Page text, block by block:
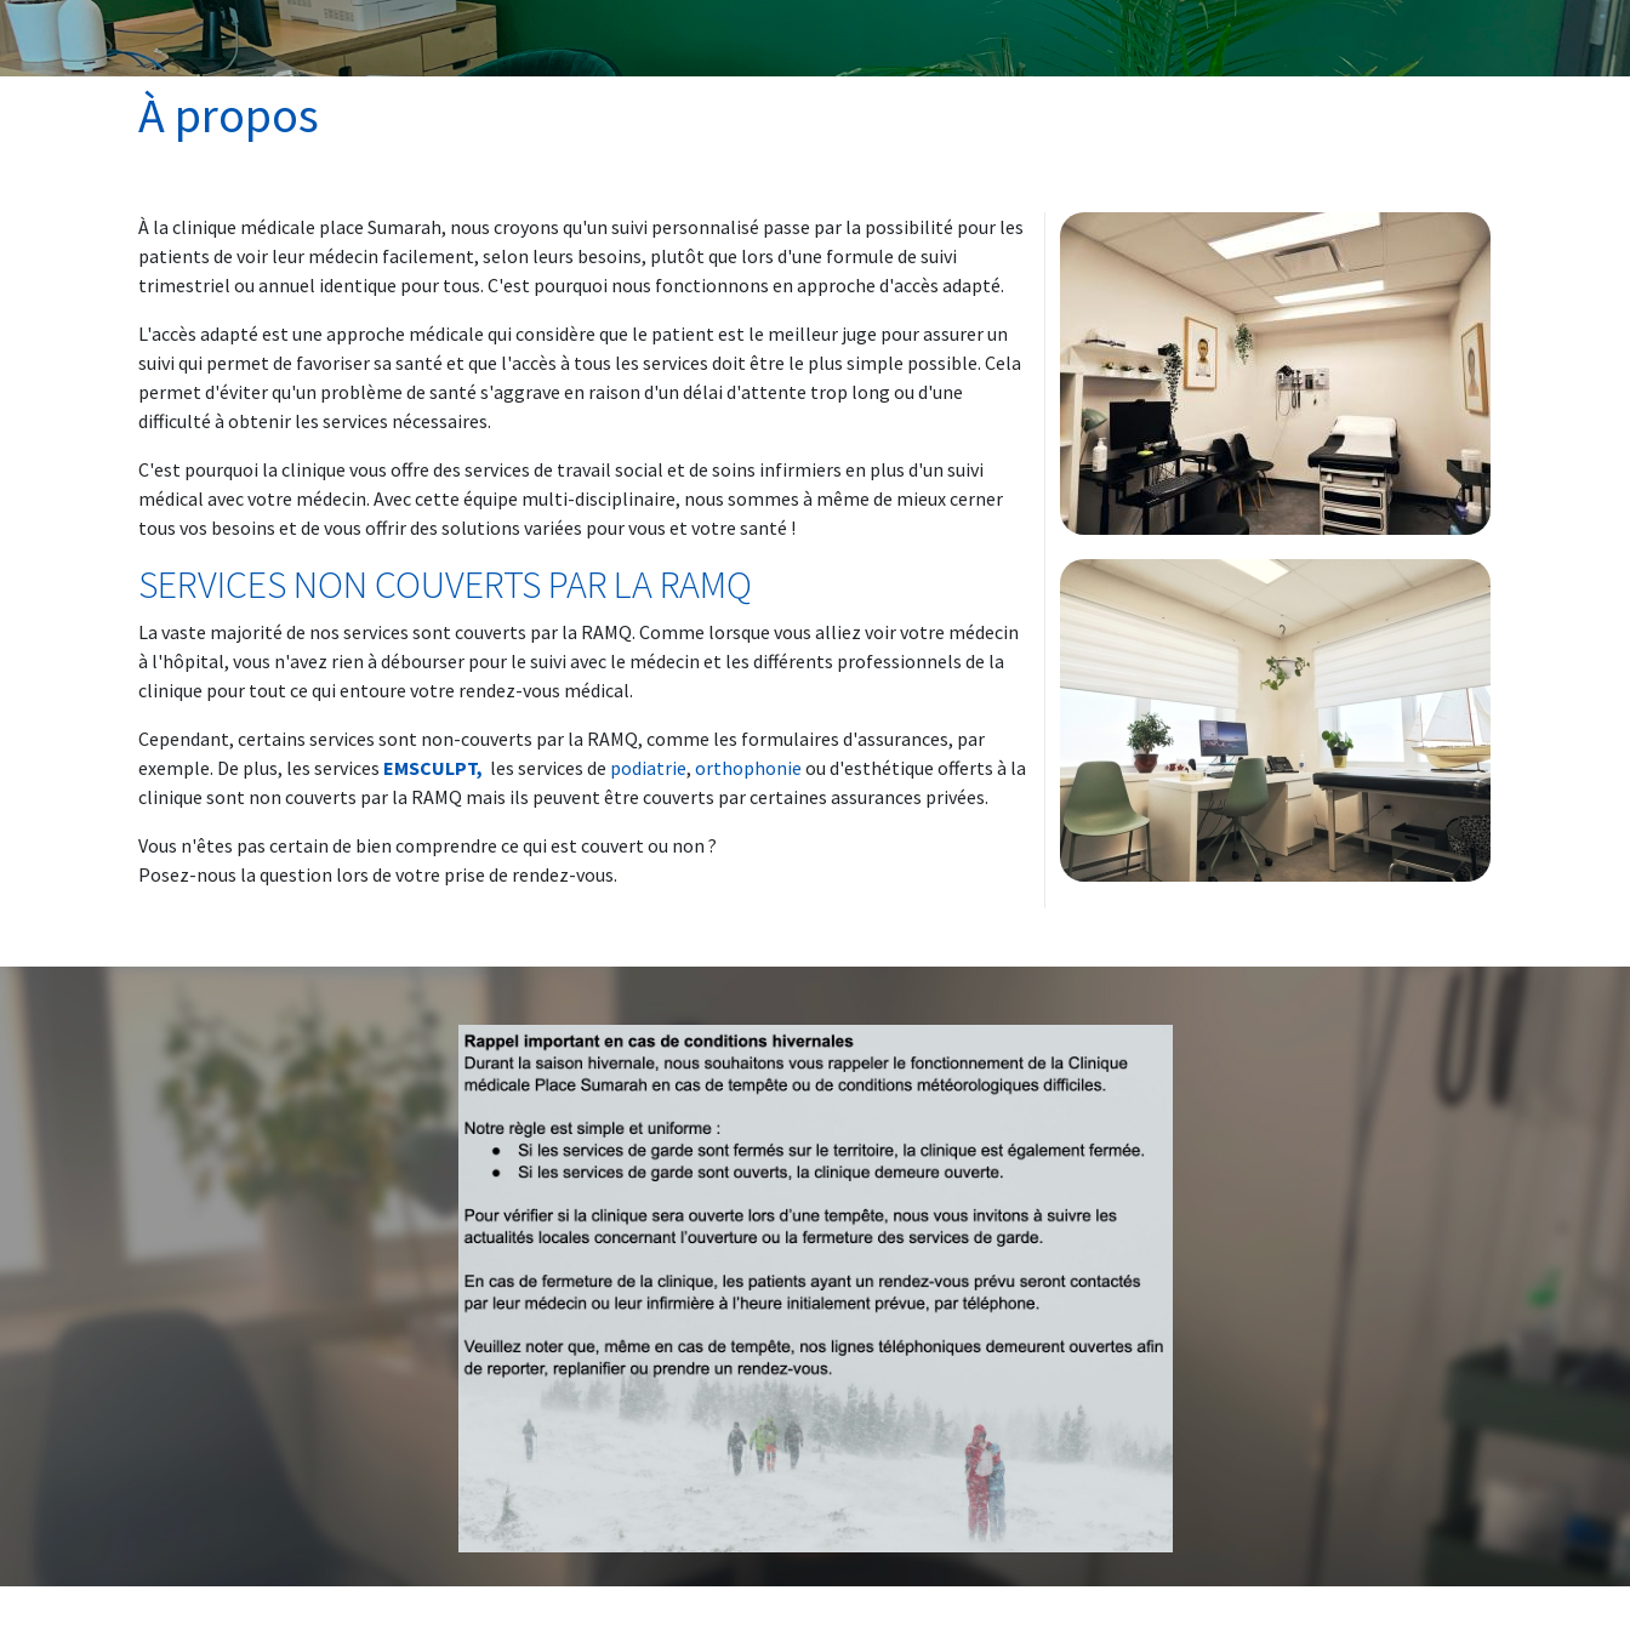
À propos
À la clinique médicale place Sumarah, nous croyons qu'un suivi personnalisé passe par la possibilité pour les
patients de voir leur médecin facilement, selon leurs besoins, plutôt que lors d'une formule de suivi
trimestriel ou annuel identique pour tous. C'est pourquoi nous fonctionnons en approche d'accès adapté.
L'accès adapté est une approche médicale qui considère que le patient est le meilleur juge pour assurer un
suivi qui permet de favoriser sa santé et que l'accès à tous les services doit être le plus simple possible. Cela
permet d'éviter qu'un problème de santé s'aggrave en raison d'un délai d'attente trop long ou d'une
difficulté à obtenir les services nécessaires.
C'est pourquoi la clinique vous offre des services de travail social et de soins infirmiers en plus d'un suivi
médical avec votre médecin. Avec cette équipe multi-disciplinaire, nous sommes à même de mieux cerner
tous vos besoins et de vous offrir des solutions variées pour vous et votre santé !
SERVICES NON COUVERTS PAR LA RAMQ
La vaste majorité de nos services sont couverts par la RAMQ. Comme lorsque vous alliez voir votre médecin
à l'hôpital, vous n'avez rien à débourser pour le suivi avec le médecin et les différents professionnels de la
clinique pour tout ce qui entoure votre rendez-vous médical.
Cependant, certains services sont non-couverts par la RAMQ, comme les formulaires d'assurances, par
exemple. De plus, les services EMSCULPT, les services de podiatrie, orthophonie ou d'esthétique offerts à la
clinique sont non couverts par la RAMQ mais ils peuvent être couverts par certaines assurances privées.
Vous n'êtes pas certain de bien comprendre ce qui est couvert ou non ?
Posez-nous la question lors de votre prise de rendez-vous.